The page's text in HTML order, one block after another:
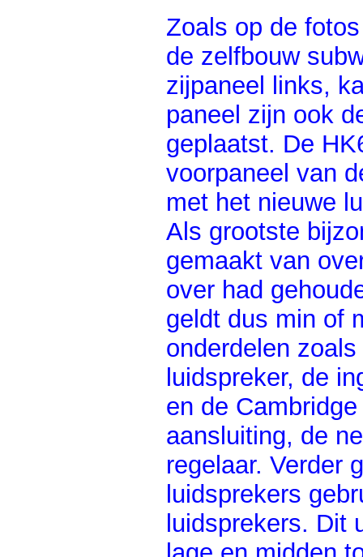
Zoals op de
de zelfbouw
zijpaneel links,
paneel zijn ook
geplaatst. De
voorpaneel van
met het nieuwe
Als grootste
gemaakt van
over had
geldt dus min of
onderdelen
luidspreker, de
en de
aansluiting, de
regelaar. Verder
luidsprekers
luidsprekers. Dit